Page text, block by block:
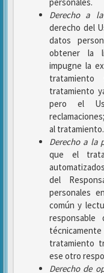
Derecho a
derecho del
datos
obtener la
impugne la
tratamiento
pero el
al tratamiento.
Derecho a la
que el
del
personales
común y
responsable
tratamiento
ese otro
Derecho de